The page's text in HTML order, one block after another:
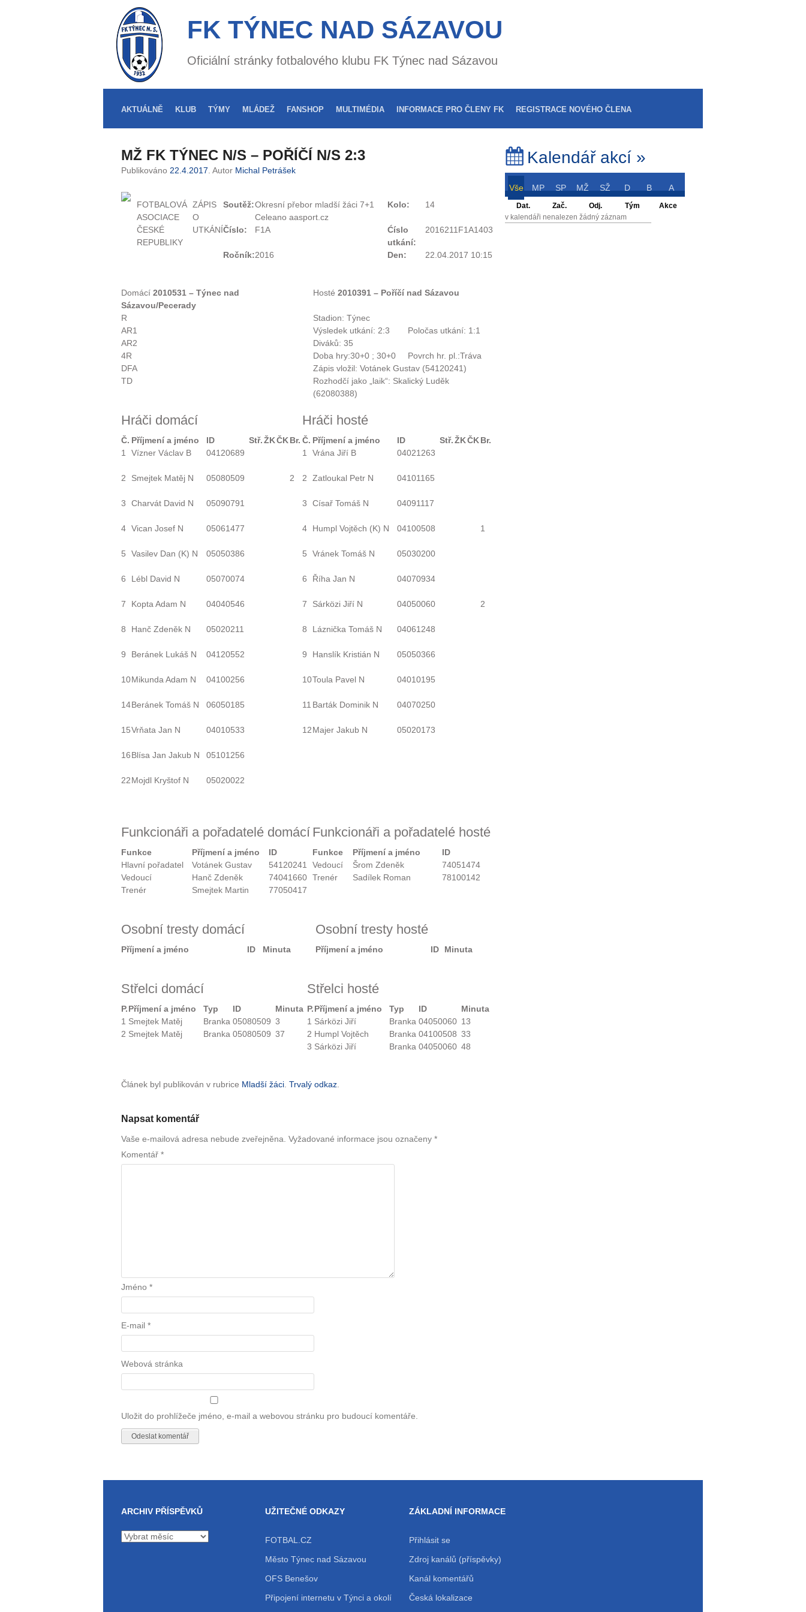
FK TÝNEC NAD SÁZAVOU
Oficiální stránky fotbalového klubu FK Týnec nad Sázavou
AKTUÁLNĚ KLUB TÝMY MLÁDEŽ FANSHOP MULTIMÉDIA INFORMACE PRO ČLENY FK REGISTRACE NOVÉHO ČLENA
MŽ FK TÝNEC N/S – POŘÍČÍ N/S 2:3
Publikováno 22.4.2017 . Autor Michal Petrášek
FOTBALOVÁ
ASOCIACE
ČESKÉ
REPUBLIKY
ZÁPIS
O
UTKÁNÍ
Soutěž:Okresní přebor mladší žáci 7+1
Celeano aasport.cz
Kolo: 14
Číslo: F1A
Ćíslo
utkání:
2016211F1A1403
Ročník:2016 Den: 22.04.2017 10:15
Domácí 2010531 – Týnec nad
Sázavou/Pecerady
Hosté 2010391 – Poříčí nad Sázavou
R Stadion: Týnec
AR1
Výsledek utkání: 2:3 Poločas utkání: 1:1
AR2
Diváků: 35
4R
Doba hry:30+0 ; 30+0 Povrch hr. pl.:Tráva
DFA
Zápis vložil: Votánek Gustav (54120241)
TD
Rozhodčí jako „laik“: Skalický Luděk
(62080388)
Hráči domácí
Č. Příjmení a jméno ID Stř.ŽKČKBr.
1
Vízner Václav B 04120689
2 Smejtek Matěj N 05080509 2
3 Charvát David N 05090791
4 Vican Josef N 05061477
5 Vasilev Dan (K) N 05050386
6 Lébl David N 05070074
7 Kopta Adam N 04040546
8 Hanč Zdeněk N 05020211
9 Beránek Lukáš N 04120552
10Mikunda Adam N 04100256
14Beránek Tomáš N 06050185
15Vrňata Jan N 04010533
16Blísa Jan Jakub N 05101256
22Mojdl Kryštof N 05020022
Hráči hosté
Č. Příjmení a jméno ID Stř.ŽKČKBr.
1
Vrána Jiří B 04021263
2 Zatloukal Petr N 04101165
3 Císař Tomáš N 04091117
4 Humpl Vojtěch (K) N 04100508 1
5 Vránek Tomáš N 05030200
6 Říha Jan N 04070934
7 Sárközi Jiří N 04050060 2
8 Láznička Tomáš N 04061248
9 Hanslík Kristián N 05050366
10Toula Pavel N 04010195
11 Barták Dominik N 04070250
12Majer Jakub N 05020173
Funkcionáři a pořadatelé domácí
Funkce Příjmení a jméno
ID
Hlavní pořadatel
Votánek Gustav
54120241
Vedoucí
Hanč Zdeněk
74041660
Trenér
Smejtek Martin 77050417
Funkcionáři a pořadatelé hosté
Funkce Příjmení a jméno
ID
Vedoucí
Šrom Zdeněk
74051474
Trenér
Sadílek Roman 78100142
Osobní tresty domácí
Příjmení a jméno ID Minuta
Osobní tresty hosté
Příjmení a jméno ID Minuta
Střelci domácí
P.Příjmení a jméno Typ ID
Minuta
1 Smejtek Matěj Branka 05080509 3
2 Smejtek Matěj Branka 05080509 37
Střelci hosté
P.Příjmení a jméno Typ ID
Minuta
1 Sárközi Jiří Branka 04050060 13
2 Humpl Vojtěch Branka 04100508 33
3 Sárközi Jiří Branka 04050060 48
Článek byl publikován v rubrice Mladší žáci Trvalý odkaz
Napsat komentář
Vaše e-mailová adresa nebude zveřejněna. Vyžadované informace jsou označeny *
Komentář *
Jméno *
E-mail *
Webová stránka
Uložit do prohlížeče jméno, e-mail a webovou stránku pro budoucí komentáře.
Kalendář akcí »
Vše MP SP MŽ SŽ D B A
Dat. Zač. Odj. Tým
Akce
v kalendáři nenalezen žádný záznam
ARCHIV PŘÍSPĚVKŮ
Archiv
UŽITEČNÉ ODKAZY
FOTBAL.CZ
Město Týnec nad Sázavou
OFS Benešov
Připojení internetu v Týnci a okolí
ZÁKLADNÍ INFORMACE
Přihlásit se
Zdroj kanálů (příspěvky)
Kanál komentářů
Česká lokalizace